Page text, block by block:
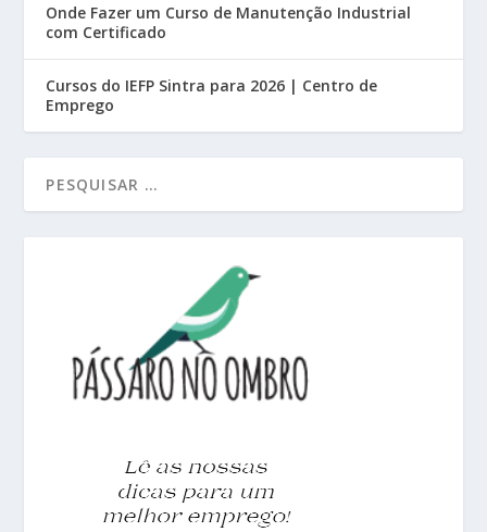
Onde Fazer um Curso de Manutenção Industrial
com Certificado
Cursos do IEFP Sintra para 2026 | Centro de
Emprego